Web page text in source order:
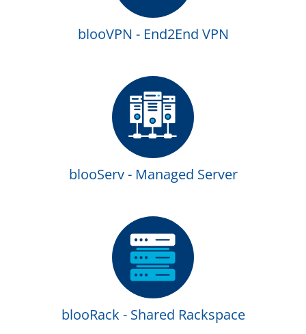
blooVPN - End2End VPN
blooServ - Managed Server
blooRack - Shared Rackspace